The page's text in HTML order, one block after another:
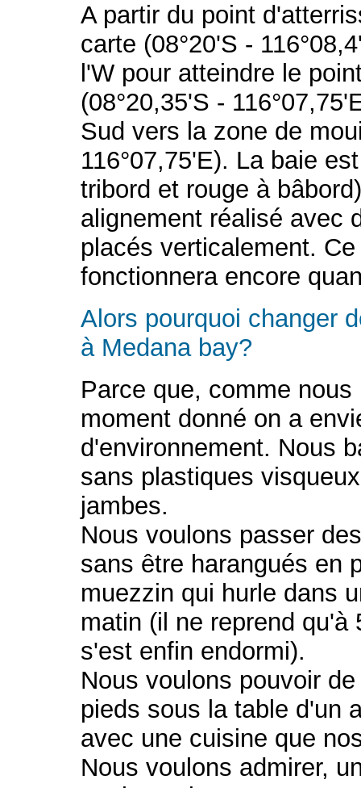
A partir du point
carte (08°20'S -
l'W pour atteindre le
(08°20,35'S -
Sud vers la zone de
116°07,75'E). La baie
tribord et rouge à
alignement réalisé avec
placés verticalement.
fonctionnera encore
Alors pourquoi changer
à Medana bay?
Parce que, comme
moment donné on a
d'environnement. Nous
sans plastiques
jambes.
Nous voulons passer
sans être harangués en
muezzin qui hurle dans
matin (il ne reprend qu'à
s'est enfin endormi).
Nous voulons pouvoir
pieds sous la table d'un
avec une cuisine que
Nous voulons admirer,